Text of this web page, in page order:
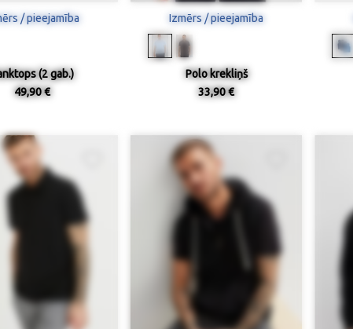
/ pieejamība
(2 gab.)
49,90 €
Izmērs / pieejamība
Polo krekliņš
33,90 €